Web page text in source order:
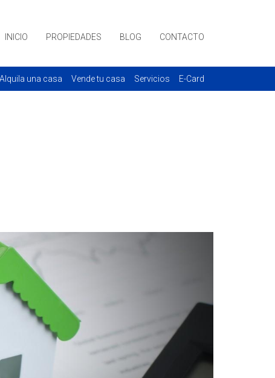
INICIO PROPIEDADES BLOG CONTACTO
Alquila una casa Vende tu casa Servicios E-Card